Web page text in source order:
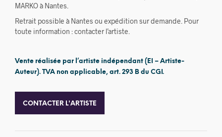
MARKO à Nantes.
Retrait possible à Nantes ou expédition sur demande. Pour
toute information : contacter l’artiste.
Vente réalisée par l’artiste indépendant (EI – Artiste-
Auteur). TVA non applicable, art. 293 B du CGI.
CONTACTER L'ARTISTE